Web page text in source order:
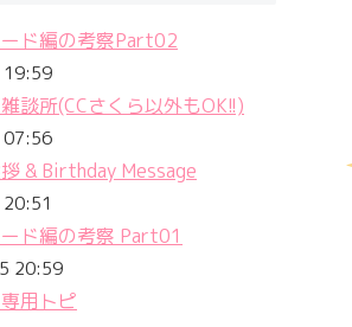
ド編の考察Part02
19:59
談所(CCさくら以外もOK!!)
07:56
& Birthday Message
ド編の考察 Part01
20:59
用トピ